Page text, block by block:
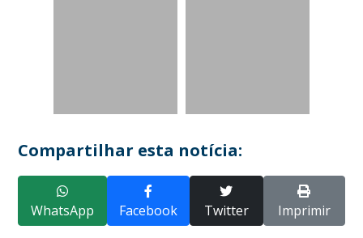
Compartilhar esta notícia:
WhatsApp Facebook Twitter Imprimir